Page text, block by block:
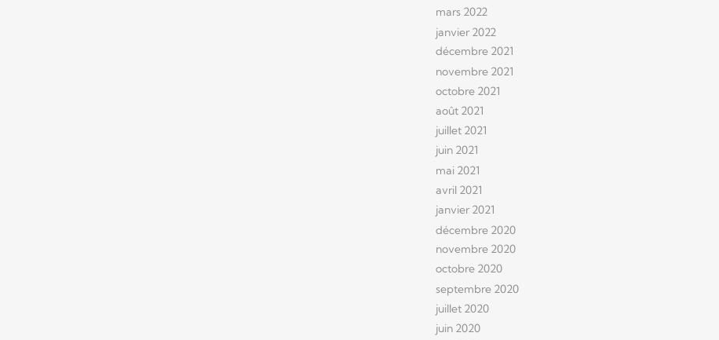
mars 2022
janvier 2022
décembre 2021
novembre 2021
octobre 2021
août 2021
juillet 2021
juin 2021
mai 2021
avril 2021
janvier 2021
décembre 2020
novembre 2020
octobre 2020
septembre 2020
juillet 2020
juin 2020